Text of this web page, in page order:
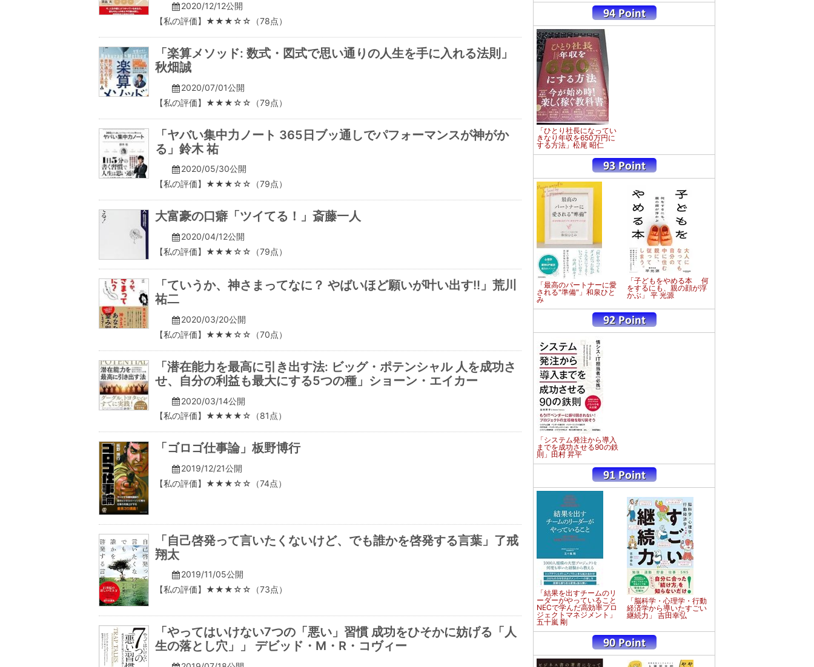
2020/12/12公開
【私の評価】★★★☆☆（78点）
「楽算メソッド: 数式・図式で思い通りの人生を手に入れる法則」
秋畑誠
2020/07/01公開
【私の評価】★★★☆☆（79点）
「ヤバい集中力ノート 365日ブッ通しでパフォーマンスが神がか
る」鈴木 祐
2020/05/30公開
【私の評価】★★★☆☆（79点）
大富豪の口癖「ツイてる！」斎藤一人
2020/04/12公開
【私の評価】★★★☆☆（79点）
「ていうか、神さまってなに？ やばいほど願いが叶い出す!!」荒川
祐二
2020/03/20公開
【私の評価】★★★☆☆（70点）
「潜在能力を最高に引き出す法: ビッグ・ポテンシャル 人を成功さ
せ、自分の利益も最大にする5つの種」ショーン・エイカー
2020/03/14公開
【私の評価】★★★★☆（81点）
「ゴロゴ仕事論」板野博行
2019/12/21公開
【私の評価】★★★☆☆（74点）
「自己啓発って言いたくないけど、でも誰かを啓発する言葉」了戒
翔太
2019/11/05公開
【私の評価】★★★☆☆（73点）
「やってはいけない7つの「悪い」習慣 成功をひそかに妨げる「人
生の落とし穴」」 デビッド・M・R・コヴィー
「ひとり社長になってい
きなり年収を650万円に
する方法」松尾 昭仁
「最高のパートナーに愛
される"準備"」和泉ひと
み
「子どもをやめる本 何
をするにも、親の顔が浮
かぶ」 平 光源
「システム発注から導入
までを成功させる90の鉄
則」田村 昇平
「結果を出すチームのリ
ーダーがやっていること
NECで学んだ高効率プロ
ジェクトマネジメント」
五十嵐 剛
「脳科学・心理学・行動
経済学から導いたすごい
継続力」 吉田幸弘